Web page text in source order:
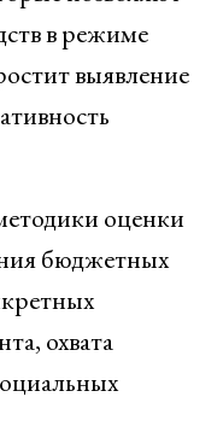
в режиме
выявление
оценки
бюджетных
охвата